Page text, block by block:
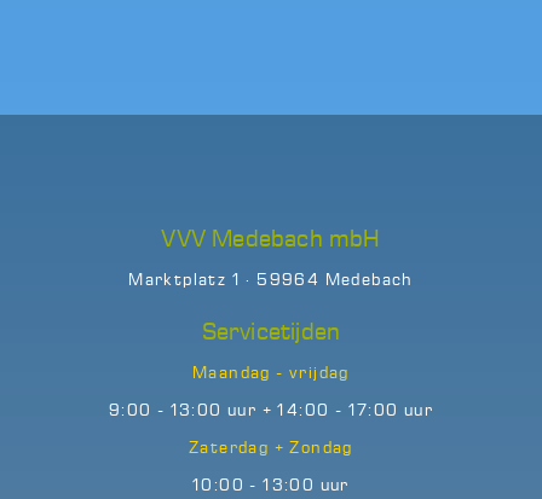
VVV Medebach mbH
Marktplatz 1 · 59964 Medebach
Servicetijden
Maandag - vrijdag
9:00 - 13:00 uur + 14:00 - 17:00 uur
Zaterdag + Zondag
10:00 - 13:00 uur